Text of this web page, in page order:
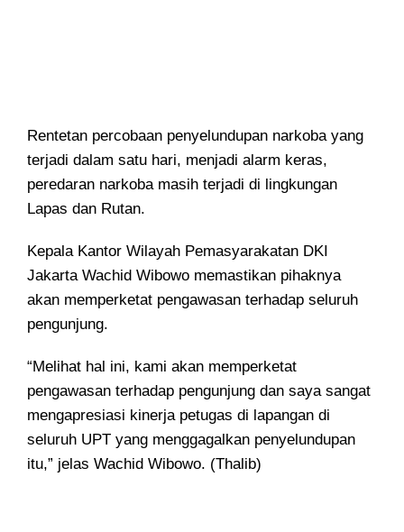
Rentetan percobaan penyelundupan narkoba yang
terjadi dalam satu hari, menjadi alarm keras,
peredaran narkoba masih terjadi di lingkungan
Lapas dan Rutan.
Kepala Kantor Wilayah Pemasyarakatan DKI
Jakarta Wachid Wibowo memastikan pihaknya
akan memperketat pengawasan terhadap seluruh
pengunjung.
“Melihat hal ini, kami akan memperketat
pengawasan terhadap pengunjung dan saya sangat
mengapresiasi kinerja petugas di lapangan di
seluruh UPT yang menggagalkan penyelundupan
itu,” jelas Wachid Wibowo. (Thalib)